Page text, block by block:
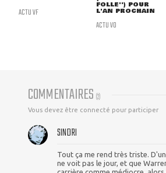
ACTU VF
FOLLE'') POUR
L'AN PROCHAIN
ACTU VO
COMMENTAIRES (2)
Vous devez être connecté pour participer
SINDRI
Tout ça me rend très triste.
ne voit pas le jour, et que